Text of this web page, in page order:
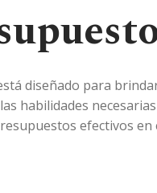
diseñado para
habilidades
efectivos